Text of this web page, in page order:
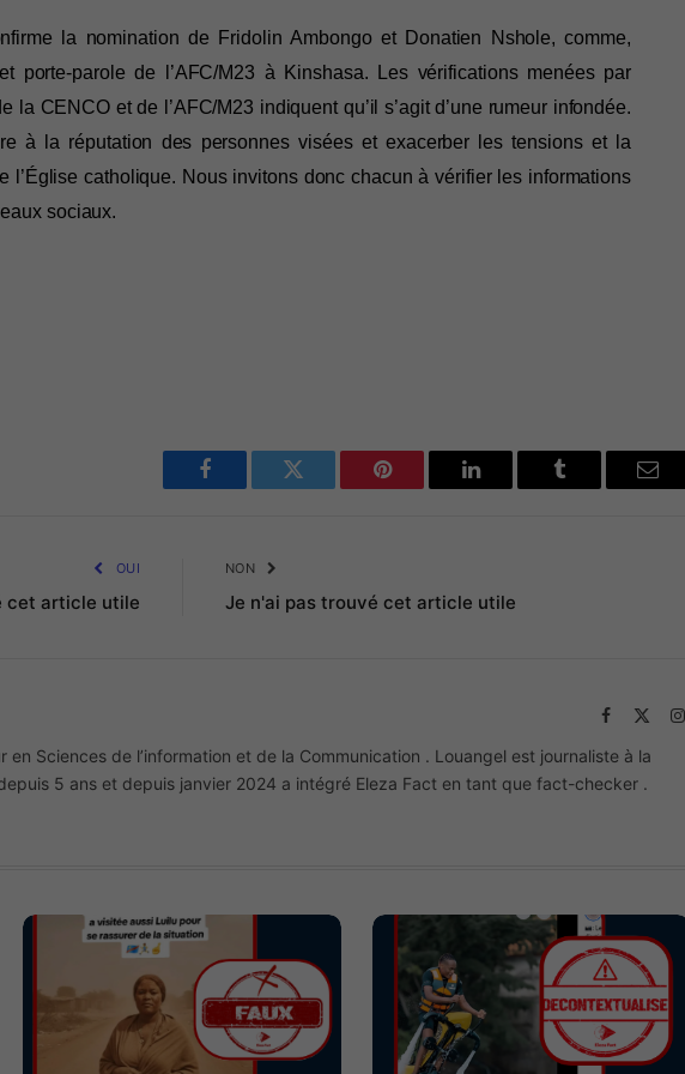
la nomination de Fridolin Ambongo et Donatien Nshole, comme,
porte-parole de l’AFC/M23 à Kinshasa. Les vérifications menées par
la CENCO et de l’AFC/M23 indiquent qu’il s’agit d’une rumeur infondée.
à la réputation des personnes visées et exacerber les tensions et la
l’Église catholique. Nous invitons donc chacun à vérifier les informations
Facebook Twitter Pinterest LinkedIn Tumblr
OUI
cet article utile
NON
Je n'ai pas trouvé cet article utile
Facebook
en Sciences de l’information et de la Communication . Louangel est journaliste à la
5 ans et depuis janvier 2024 a intégré Eleza Fact en tant que fact-checker .